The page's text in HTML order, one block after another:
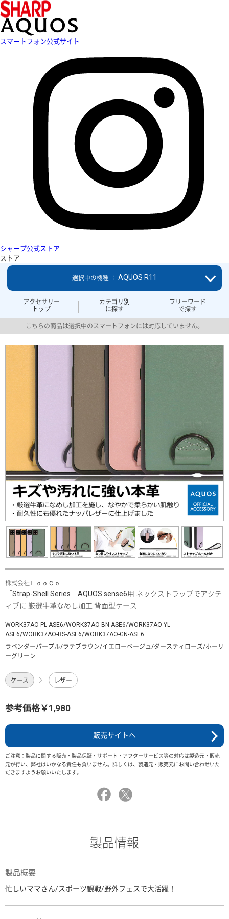
スマートフォン公式サイト
シャープ公式ストア
ストア
アクセサリー
トップ
カテゴリ別
に探す
フリーワード
で探す
選択中の機種 ： AQUOS R11
こちらの商品は選択中のスマートフォンには対応していません。
株式会社ＬｏｏＣｏ
「Strap-Shell Series」AQUOS sense6用 ネックストラップでアクテ
ィブに 厳選牛革なめし加工 背面型ケース
WORK37AO-PL-ASE6/WORK37AO-BN-ASE6/WORK37AO-YL-
ASE6/WORK37AO-RS-ASE6/WORK37AO-GN-ASE6
ラベンダーパープル/ラテブラウン/イエローベージュ/ダースティローズ/ホーリ
ーグリーン
ケース レザー
参考価格￥1,980
販売サイトへ
ご注意：製品に関する販売・製品保証・サポート・アフターサービス等の対応は製造元・販売
元が行い、弊社はいかなる責任も負いません。詳しくは、製造元・販売元にお問い合わせいた
だきますようお願いいたします。
製品情報
製品概要
忙しいママさん/スポーツ観戦/野外フェスで大活躍！